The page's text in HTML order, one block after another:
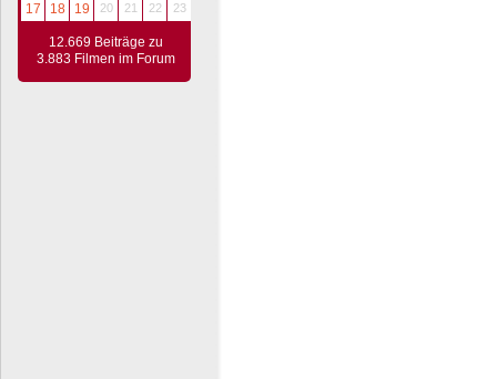
17
18 19 20 21 22 23
12.669 Beiträge zu
3.883 Filmen im Forum